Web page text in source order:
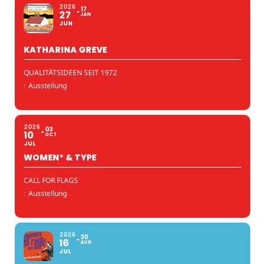
2026
27
JUN
17
JAN
KATHARINA GREVE
QUALITÄTSIDEEN SEIT 1972
: Ausstellung
2026
10
JUL
03
OCT
WOMEN* & TYPE
CALL FOR FLAGS
: Ausstellung
2026
16
JUL
30
AUG